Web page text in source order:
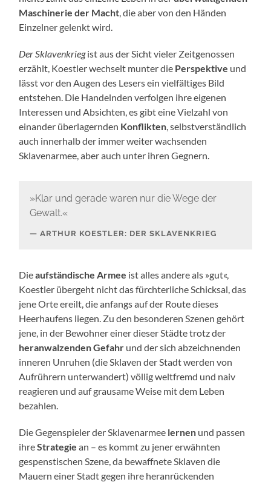
Maschinerie der Macht, die aber von den Händen
Einzelner gelenkt wird.
Der Sklavenkriegist aus der Sicht vieler Zeitgenossen
erzählt, Koestler wechselt munter die Perspektive und
lässt vor den Augen des Lesers ein vielfältiges Bild
entstehen. Die Handelnden verfolgen ihre eigenen
Interessen und Absichten, es gibt eine Vielzahl von
einander überlagernden Konflikten, selbstverständlich
auch innerhalb der immer weiter wachsenden
Sklavenarmee, aber auch unter ihren Gegnern.
»Klar und gerade waren nur die Wege der
Gewalt.«
ARTHUR KOESTLER: DER SKLAVENKRIEG
Dieaufständische Armee ist alles andere als »gut«,
Koestler übergeht nicht das fürchterliche Schicksal, das
jene Orte ereilt, die anfangs auf der Route dieses
Heerhaufens liegen. Zu den besonderen Szenen gehört
jene, in der Bewohner einer dieser Städte trotz der
heranwalzenden Gefahr und der sich abzeichnenden
inneren Unruhen (die Sklaven der Stadt werden von
Aufrührern unterwandert) völlig weltfremd und naiv
reagieren und auf grausame Weise mit dem Leben
bezahlen.
Die Gegenspieler der Sklavenarmee lernen und passen
ihreStrategiean – es kommt zu jener erwähnten
gespenstischen Szene, da bewaffnete Sklaven die
Mauern einer Stadt gegen ihre heranrückenden